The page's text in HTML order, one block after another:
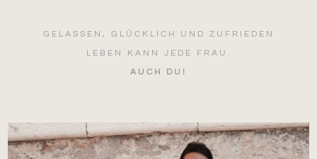
GELASSEN, GLÜCKLICH UND ZUFRIEDEN
LEBEN KANN JEDE FRAU.
AUCH DU!